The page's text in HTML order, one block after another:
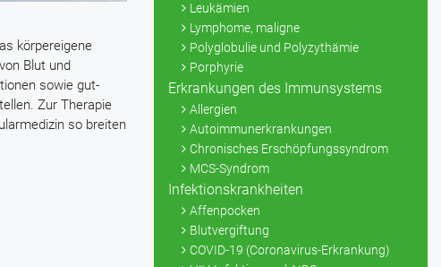
körpereigene
Blut und
sowie gut-
Zur Therapie
so breiten
Leukämien
Lymphome, maligne
Polyglobulie und Polyzythämie
Porphyrie
Erkrankungen des Immunsystems
Allergien
Autoimmunerkrankungen
Chronisches Erschöpfungssyndrom
MCS-Syndrom
Infektionskrankheiten
Affenpocken
Blutvergiftung
COVID-19 (Coronavirus-Erkrankung)